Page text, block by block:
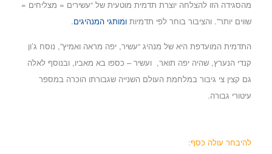
מהסגידה הזו להצלחה יוצרת תדמית מוטעית של “עשירים = מצליחים =
שווים יותר”. והציבור בוחר לפי תדמיות ומותגי המנהיגים.
התדמית המועדפת היא של מנהיג “עשיר, יפה מראה ואמיץ”, נוסח ג’ון
קנדי הנערץ, שהיה יפה תואר, ועשיר – כספו בא מאביו, ובנוסף לאלה
גם קצין צי גיבור במלחמת העולם השנייה שגבורתו הוכרה במספר
עיטורי גבורה.
להיבחר עולה כסף: